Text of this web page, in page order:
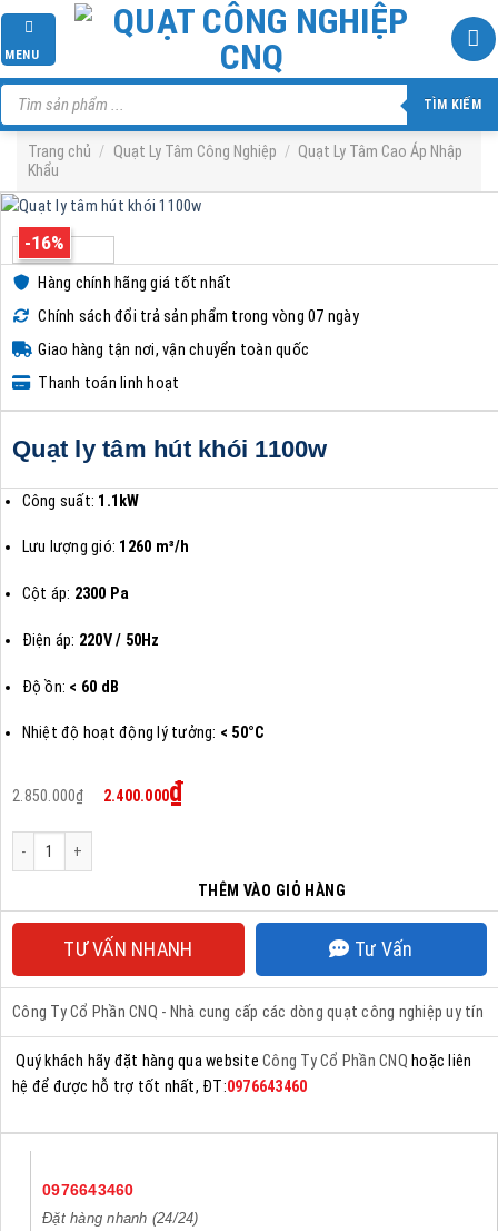
Skip
content
MENU
Tìm
kiếm
phẩm
TÌM KIẾM
Trang chủ / Quạt Ly Tâm Công Nghiệp / Quạt Ly Tâm Cao Áp Nhập
Khẩu
-16%
Hàng chính hãng giá tốt nhất
Chính sách đổi trả sản phẩm trong vòng 07 ngày
Giao hàng tận nơi, vận chuyển toàn quốc
Thanh toán linh hoạt
Quạt ly tâm hút khói 1100w
Công suất: 1.1kW
Lưu lượng gió: 1260 m³/h
Cột áp: 2300 Pa
Điện áp: 220V / 50Hz
Độ ồn: < 60 dB
Nhiệt độ hoạt động lý tưởng: < 50°C
2.850.000₫
Giá
gốc
2.850.000₫.
2.400.000₫
Quạt ly tâm hút khói 1100w số lượng
THÊM VÀO GIỎ HÀNG
TƯ VẤN NHANH Tư Vấn
Công Ty Cổ Phần CNQ - Nhà cung cấp các dòng quạt công nghiệp uy tín
Quý khách hãy đặt hàng qua website Công Ty Cổ Phần CNQ hoặc liên
hệ để được hỗ trợ tốt nhất, ĐT:0976643460
0976643460
Đặt hàng nhanh (24/24)